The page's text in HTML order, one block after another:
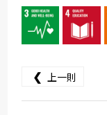
❮ 上一則